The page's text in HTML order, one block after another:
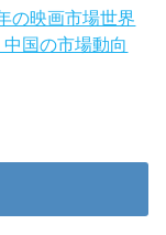
の映画市場世界
国の市場動向